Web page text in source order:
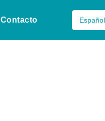
Contacto